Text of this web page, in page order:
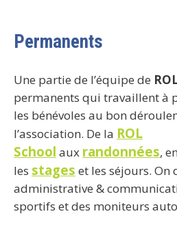
Permanents
Une partie de l’équipe de
permanents qui travaillent à
les bénévoles au bon
l’association. De la ROL
School aux randonnées,
les stages et les séjours. On
administrative &
sportifs et des moniteurs